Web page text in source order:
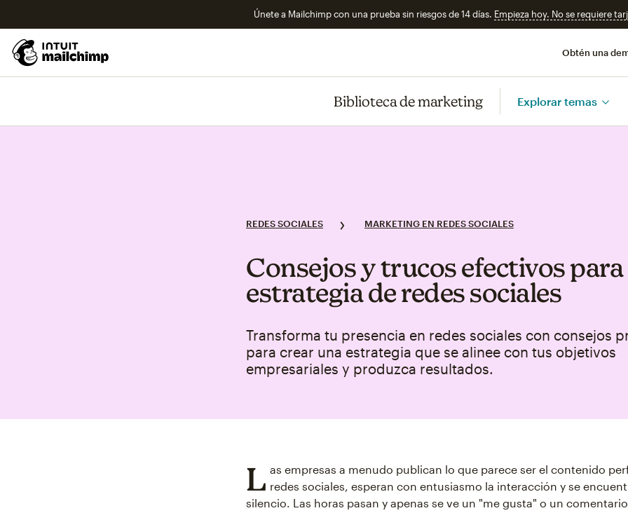
Únete a Mailchimp con una prueba sin riesgos de 14 días. Empieza hoy. No se requiere
Obtén una
Biblioteca de marketing Explorar temas
REDES SOCIALES MARKETING EN REDES SOCIALES
Consejos y trucos efectivos para
estrategia de redes sociales
Transforma tu presencia en redes sociales con consejos
para crear una estrategia que se alinee con tus objetivos
empresariales y produzca resultados.
L as empresas a menudo publican lo que parece ser el contenido
redes sociales, esperan con entusiasmo la interacción y se
silencio. Las horas pasan y apenas se ve un "me gusta" o un